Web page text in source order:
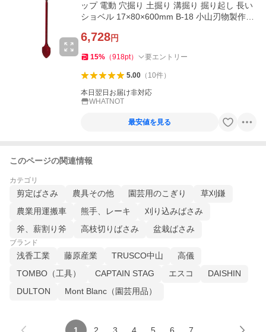
ップ 電動 穴掘り 土掘り 溝掘り 掘り起し 長い
ショベル 17×80×600mm B-18 小山刃物製作所
6,728円
15% （918pt） 要エントリー
5.00（ 10件）
本日翌日お届け非対応
WHATNOT
最安値を見る
このページの関連情報
カテゴリ
剪定ばさみ 農具その他 園芸用のこぎり
草刈鎌
農業用運搬車
熊手、レーキ
刈り込みばさみ
斧、薪割り斧
高枝切りばさみ 盆栽ばさみ
ブランド
浅香工業 藤原産業 TRUSCO中山
高儀
TOMBO（工具）
CAPTAIN STAG エスコ
DAISHIN
DULTON
Mont Blanc（園芸用品）